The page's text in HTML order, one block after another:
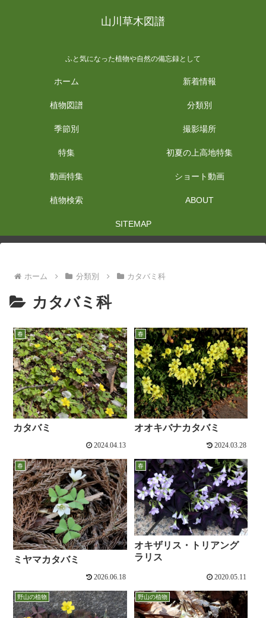
山川草木図譜
ふと気になった植物や自然の備忘録として
ホーム 新着情報
植物図譜 分類別
季節別 撮影場所
特集 初夏の上高地特集
動画特集 ショート動画
植物検索 ABOUT
SITEMAP
ホーム 分類別 カタバミ科
カタバミ科
春
カタバミ
2024.04.13
春
オオキバナカタバミ
2024.03.28
春
ミヤマカタバミ
2026.06.18
春
オキザリス・トリアング
ラリス
2020.05.11
野山の植物 野山の植物